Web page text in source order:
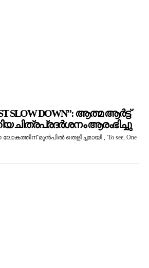
SLOW DOWN”: ആത്മ ആർട്ട്
ചിത്രപ്രദർശനം ആരംഭിച്ചു
മുൻപിൽ തെളിച്ചമായി , 'To see, One